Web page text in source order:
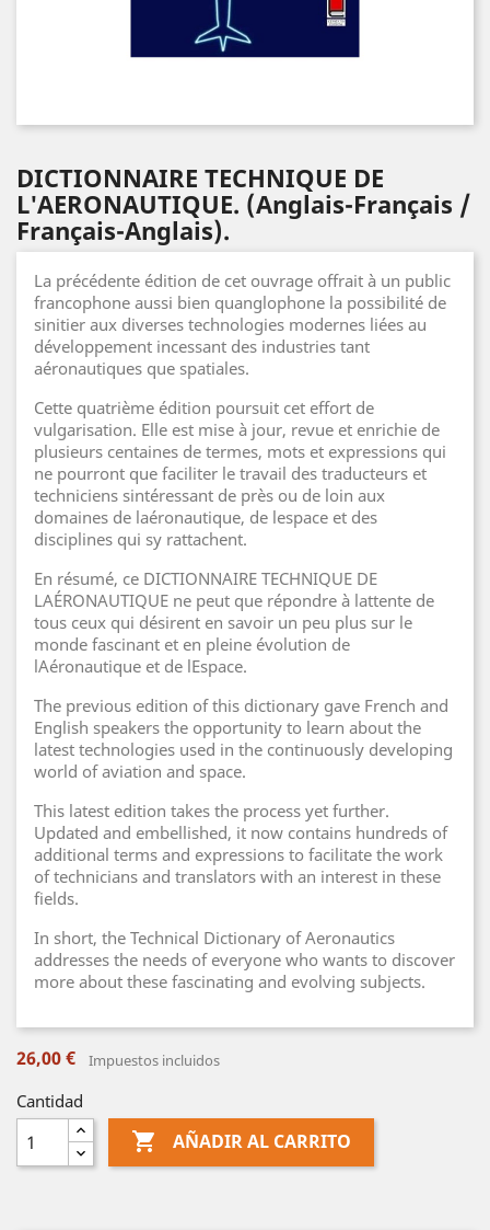
DICTIONNAIRE TECHNIQUE DE
L'AERONAUTIQUE. (Anglais-Français /
Français-Anglais).
La précédente édition de cet ouvrage offrait à un public
francophone aussi bien quanglophone la possibilité de
sinitier aux diverses technologies modernes liées au
développement incessant des industries tant
aéronautiques que spatiales.
Cette quatrième édition poursuit cet effort de
vulgarisation. Elle est mise à jour, revue et enrichie de
plusieurs centaines de termes, mots et expressions qui
ne pourront que faciliter le travail des traducteurs et
techniciens sintéressant de près ou de loin aux
domaines de laéronautique, de lespace et des
disciplines qui sy rattachent.
En résumé, ce DICTIONNAIRE TECHNIQUE DE
LAÉRONAUTIQUE ne peut que répondre à lattente de
tous ceux qui désirent en savoir un peu plus sur le
monde fascinant et en pleine évolution de
lAéronautique et de lEspace.
The previous edition of this dictionary gave French and
English speakers the opportunity to learn about the
latest technologies used in the continuously developing
world of aviation and space.
This latest edition takes the process yet further.
Updated and embellished, it now contains hundreds of
additional terms and expressions to facilitate the work
of technicians and translators with an interest in these
fields.
In short, the Technical Dictionary of Aeronautics
addresses the needs of everyone who wants to discover
more about these fascinating and evolving subjects.
26,00 € Impuestos incluidos
Cantidad
 AÑADIR AL CARRITO